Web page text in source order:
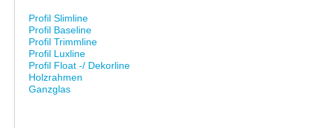
Profil Slimline
Profil Baseline
Profil Trimmline
Profil Luxline
Profil Float -/ Dekorline
Holzrahmen
Ganzglas